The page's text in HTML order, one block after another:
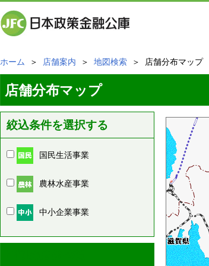
ホーム ＞ 店舗案内 ＞ 地図検索 ＞ 店舗分布マップ
店舗分布マップ
絞込条件を選択する
国民生活事業
農林水産事業
中小企業事業